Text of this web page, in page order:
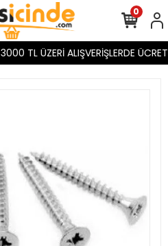
3000 TL ÜZERİ ALIŞVERİŞLERDE
0